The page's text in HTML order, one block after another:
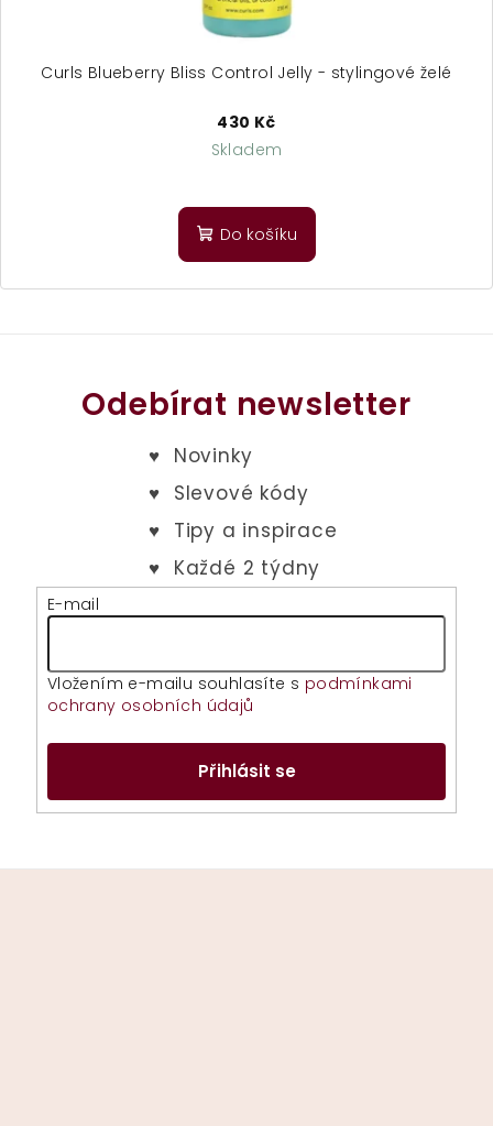
Curls Blueberry Bliss Control Jelly - stylingové želé
430 Kč
Skladem
Do košíku
Odebírat newsletter
E-mail
Vložením e-mailu souhlasíte s podmínkami
ochrany osobních údajů
Přihlásit se